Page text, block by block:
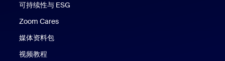
可持续性与 ESG
Zoom Cares
媒体资料包
视频教程